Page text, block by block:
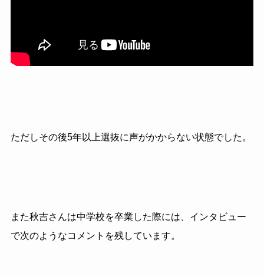
ただしその後5年以上選抜に声がかからない状態でした。
また秋吉さんは中学校を卒業した際には、インタビュー
で次のようなコメントを残しています。